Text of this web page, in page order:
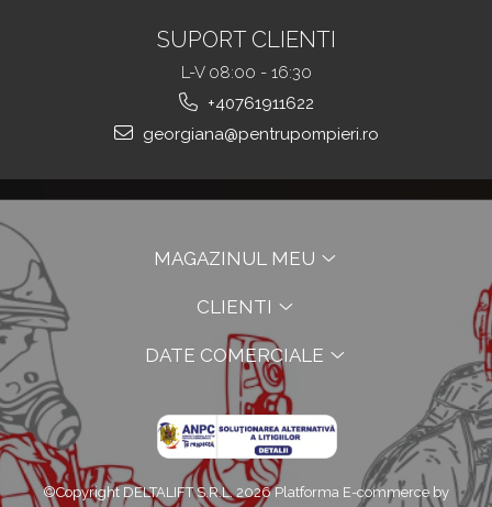
SUPORT CLIENTI
L-V 08:00 - 16:30
+40761911622
georgiana@pentrupompieri.ro
MAGAZINUL MEU
CLIENTI
DATE COMERCIALE
©Copyright DELTALIFT S.R.L. 2026Platforma E-commerce by